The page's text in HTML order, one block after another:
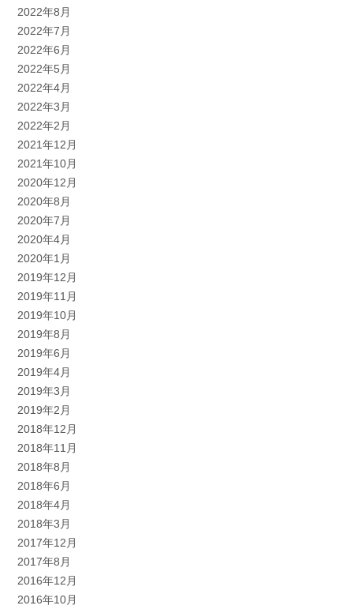
2022年8月
2022年7月
2022年6月
2022年5月
2022年4月
2022年3月
2022年2月
2021年12月
2021年10月
2020年12月
2020年8月
2020年7月
2020年4月
2020年1月
2019年12月
2019年11月
2019年10月
2019年8月
2019年6月
2019年4月
2019年3月
2019年2月
2018年12月
2018年11月
2018年8月
2018年6月
2018年4月
2018年3月
2017年12月
2017年8月
2016年12月
2016年10月